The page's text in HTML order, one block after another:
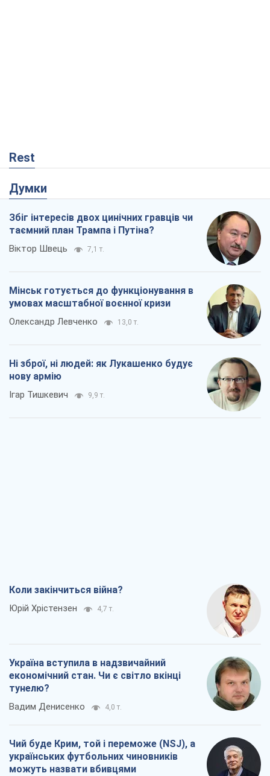
Rest
Думки
Збіг інтересів двох цинічних гравців чи
таємний план Трампа і Путіна?
Віктор Швець 7,1 т.
Мінськ готується до функціонування в
умовах масштабної воєнної кризи
Олександр Левченко 13,0 т.
Ні зброї, ні людей: як Лукашенко будує
нову армію
Ігар Тишкевич 9,9 т.
Коли закінчиться війна?
Юрій Хрістензен 4,7 т.
Україна вступила в надзвичайний
економічний стан. Чи є світло вкінці
тунелю?
Вадим Денисенко 4,0 т.
Чий буде Крим, той і переможе (NSJ), а
українських футбольних чиновників
можуть назвати вбивцями